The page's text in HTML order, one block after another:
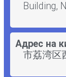
Building,
Адрес на
市荔湾区